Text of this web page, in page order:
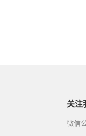
关注
微信